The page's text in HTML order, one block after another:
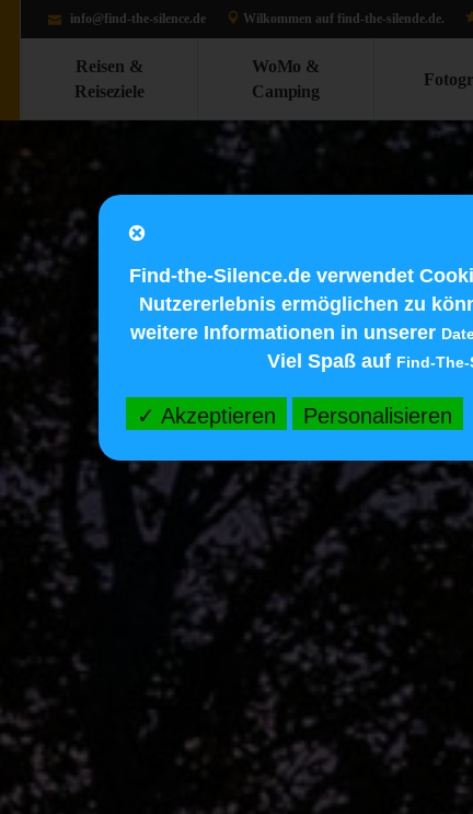
info@find-the-silence.de Wilkommen auf find-the-silende.d e.
Reisen &
Reiseziele
WoMo &
Camping
Find-the-Silence.de verwendet
Nutzererlebnis ermöglichen zu
weitere Informationen in unserer
Viel Spaß auf Find-
✓ Akzeptieren Personalisieren